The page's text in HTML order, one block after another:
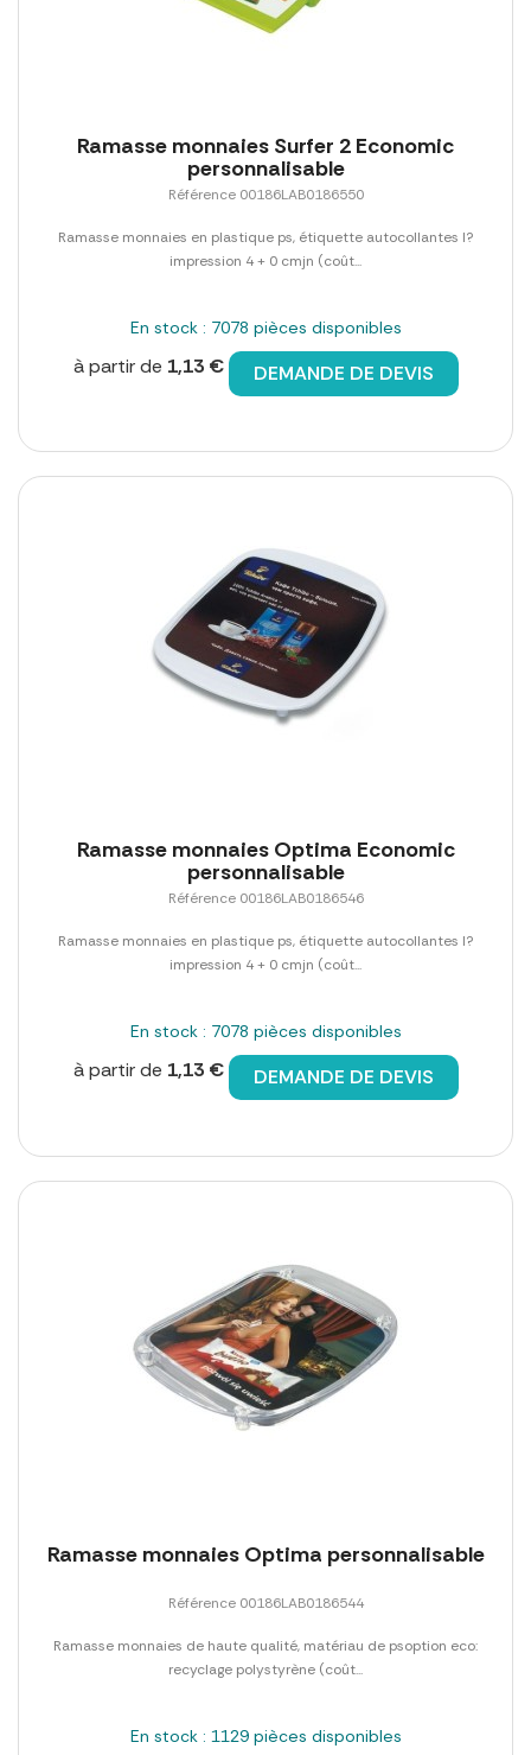
Ramasse monnaies Surfer 2 Economic
personnalisable
Référence 00186LAB0186550
Ramasse monnaies en plastique ps, étiquette autocollantes l?
impression 4 + 0 cmjn (coût...
En stock : 7078 pièces disponibles
à partir de 1,13 € DEMANDE DE DEVIS
Ramasse monnaies Optima Economic
personnalisable
Référence 00186LAB0186546
Ramasse monnaies en plastique ps, étiquette autocollantes l?
impression 4 + 0 cmjn (coût...
En stock : 7078 pièces disponibles
à partir de 1,13 € DEMANDE DE DEVIS
Ramasse monnaies Optima personnalisable
Référence 00186LAB0186544
Ramasse monnaies de haute qualité, matériau de psoption eco:
recyclage polystyrène (coût...
En stock : 1129 pièces disponibles